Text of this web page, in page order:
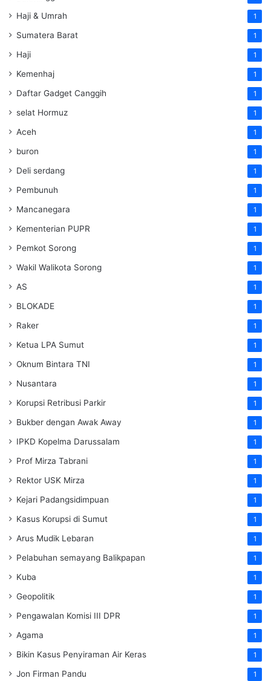
Haji & Umrah 1
Sumatera Barat 1
Haji 1
Kemenhaj 1
Daftar Gadget Canggih 1
selat Hormuz 1
Aceh 1
buron 1
Deli serdang 1
Pembunuh 1
Mancanegara 1
Kementerian PUPR 1
Pemkot Sorong 1
Wakil Walikota Sorong 1
AS 1
BLOKADE 1
Raker 1
Ketua LPA Sumut 1
Oknum Bintara TNI 1
Nusantara 1
Korupsi Retribusi Parkir 1
Bukber dengan Awak Away 1
IPKD Kopelma Darussalam 1
Prof Mirza Tabrani 1
Rektor USK Mirza 1
Kejari Padangsidimpuan 1
Kasus Korupsi di Sumut 1
Arus Mudik Lebaran 1
Pelabuhan semayang Balikpapan 1
Kuba 1
Geopolitik 1
Pengawalan Komisi III DPR 1
Agama 1
Bikin Kasus Penyiraman Air Keras 1
Jon Firman Pandu 1